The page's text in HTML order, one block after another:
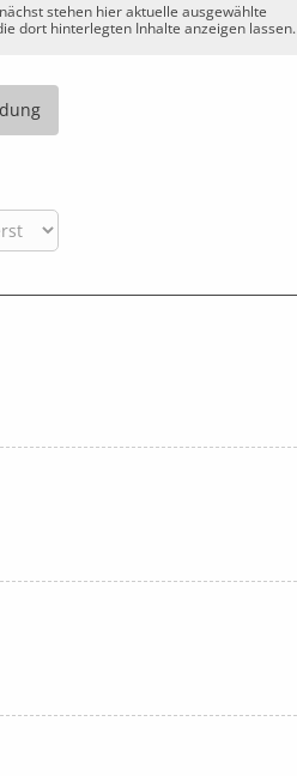
stehen hier aktuelle ausgewählte
dort hinterlegten Inhalte anzeigen lassen.